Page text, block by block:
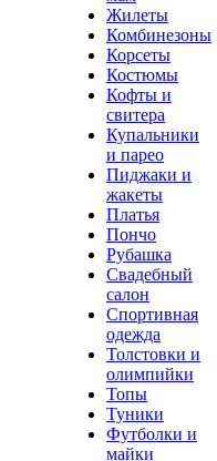
Жилеты
Комбинезоны
Корсеты
Костюмы
Кофты и
свитера
Купальники
и парео
Пиджаки и
жакеты
Платья
Пончо
Рубашка
Свадебный
салон
Спортивная
одежда
Толстовки и
олимпийки
Топы
Туники
Футболки и
майки